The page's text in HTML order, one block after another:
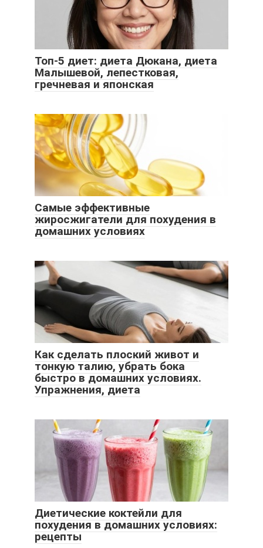
Топ-5 диет: диета Дюкана, диета
Малышевой, лепестковая,
гречневая и японская
Самые эффективные
жиросжигатели для похудения в
домашних условиях
Как сделать плоский живот и
тонкую талию, убрать бока
быстро в домашних условиях.
Упражнения, диета
Диетические коктейли для
похудения в домашних условиях:
рецепты